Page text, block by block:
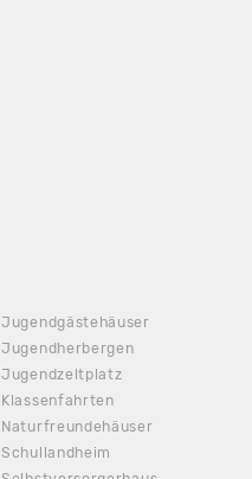
Jugendgästehäuser
Jugendherbergen
Jugendzeltplatz
Klassenfahrten
Naturfreundehäuser
Schullandheim